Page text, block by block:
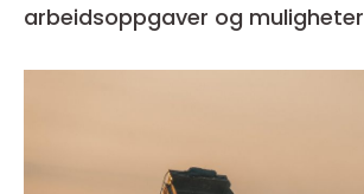
arbeidsoppgaver og muligheter